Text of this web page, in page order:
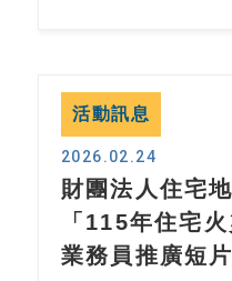
活動訊息
2026.02.24
財團法人住宅
「115年住宅
業務員推廣短